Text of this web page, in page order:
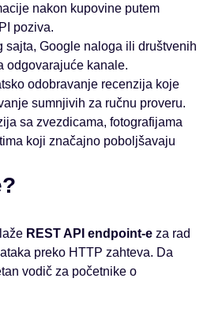
nakon kupovine putem
poziva.
sajta, Google naloga ili društvenih
odgovarajuće kanale.
odobravanje recenzija koje
sumnjivih za ručnu proveru.
sa zvezdicama, fotografijama
koji značajno poboljšavaju
REST API endpoint-eza rad
preko HTTP zahteva. Da
vodič za početnike o